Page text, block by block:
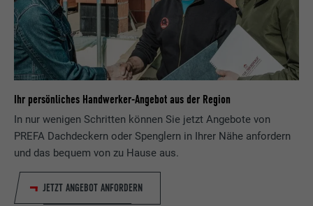
Ihr persönliches Handwerker-Angebot aus der Region
In nur wenigen Schritten können Sie jetzt Angebote von
PREFA Dachdeckern oder Spenglern in Ihrer Nähe anfordern
und das bequem von zu Hause aus.
JETZT ANGEBOT ANFORDERN
Laufzeit 90 Tage
Zweck
Wird testweise gesetzt, um zu prüfen, ob
der Browser das Setzen von Cookies
Identifikationsmerkmale.
Name lang
Anbieter LinkedIn
Laufzeit Sitzung
Zweck
Eingestellt von LinkedIn, wenn eine
Webseite ein eingebettetes "Folgen Sie
uns"-Fenster enthält.